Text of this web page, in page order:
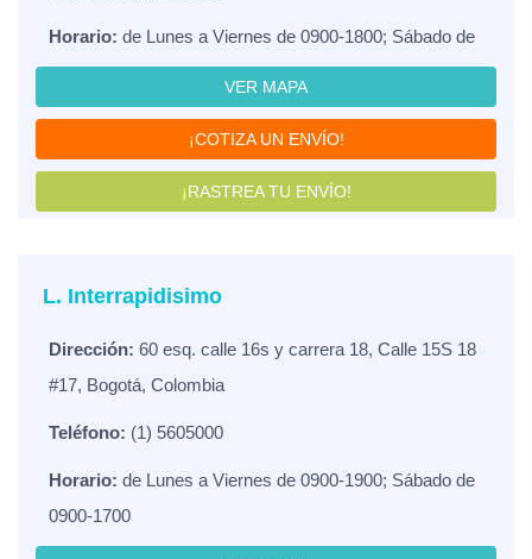
Horario: de Lunes a Viernes de 0900-1800; Sábado de
VER MAPA
¡COTIZA UN ENVÍO!
¡RASTREA TU ENVÍO!
L. Interrapidisimo
Dirección: 60 esq. calle 16s y carrera 18, Calle 15S 18
#17, Bogotá, Colombia
Teléfono: (1) 5605000
Horario: de Lunes a Viernes de 0900-1900; Sábado de
0900-1700